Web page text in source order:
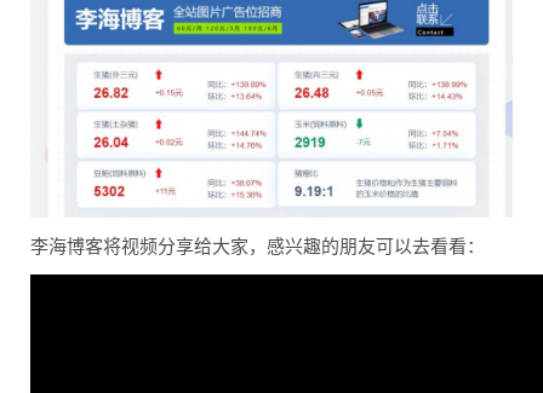
李海博客将视频分享给大家，感兴趣的朋友可以去看看：